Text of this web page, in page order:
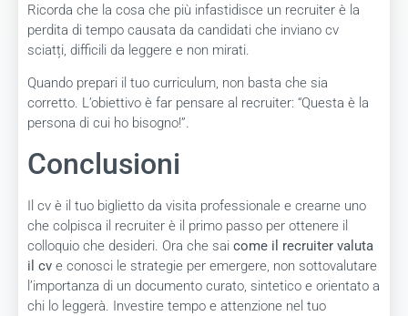
Ricorda che la cosa che più infastidisce un recruiter è la
perdita di tempo causata da candidati che inviano cv
sciatți, difficili da leggere e non mirati.
Quando prepari il tuo curriculum, non basta che sia
corretto. L’obiettivo è far pensare al recruiter: “Questa è la
persona di cui ho bisogno!”.
Conclusioni
Il cv è il tuo biglietto da visita professionale e crearne uno
che colpisca il recruiter è il primo passo per ottenere il
colloquio che desideri. Ora che sai come il recruiter valuta
il cv e conosci le strategie per emergere, non sottovalutare
l’importanza di un documento curato, sintetico e orientato a
chi lo leggerà. Investire tempo e attenzione nel tuo